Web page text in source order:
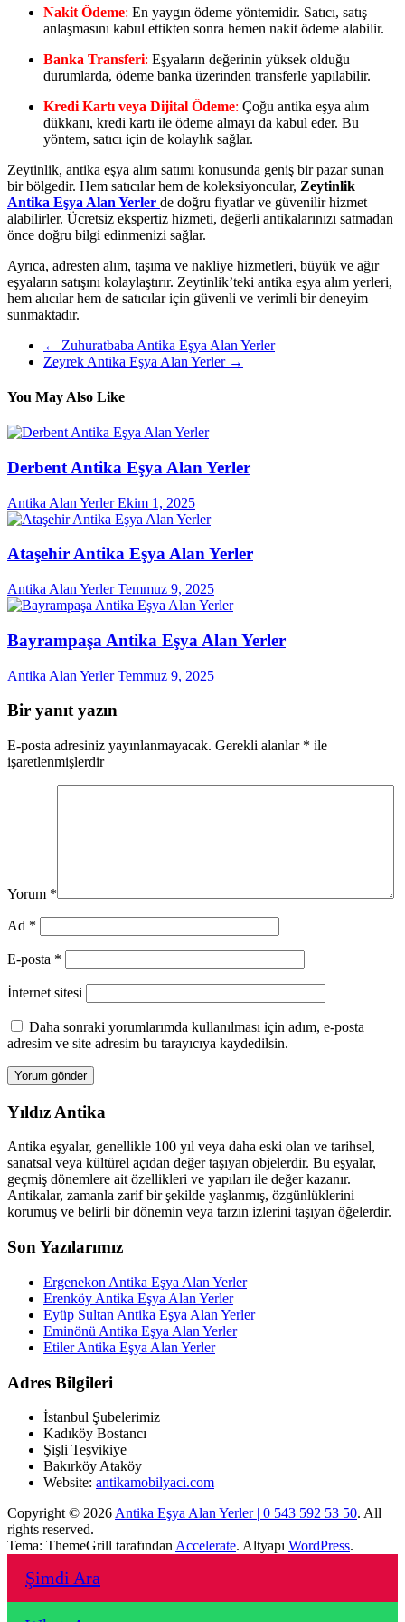
Nakit Ödeme: En yaygın ödeme yöntemidir. Satıcı, satış
anlaşmasını kabul ettikten sonra hemen nakit ödeme alabilir.
Banka Transferi: Eşyaların değerinin yüksek olduğu
durumlarda, ödeme banka üzerinden transferle yapılabilir.
Kredi Kartı veya Dijital Ödeme: Çoğu antika eşya alım
dükkanı, kredi kartı ile ödeme almayı da kabul eder. Bu
yöntem, satıcı için de kolaylık sağlar.
Zeytinlik, antika eşya alım satımı konusunda geniş bir pazar sunan
bir bölgedir. Hem satıcılar hem de koleksiyoncular, Zeytinlik
Antika Eşya Alan Yerler de doğru fiyatlar ve güvenilir hizmet
alabilirler. Ücretsiz ekspertiz hizmeti, değerli antikalarınızı satmadan
önce doğru bilgi edinmenizi sağlar.
Ayrıca, adresten alım, taşıma ve nakliye hizmetleri, büyük ve ağır
eşyaların satışını kolaylaştırır. Zeytinlik’teki antika eşya alım yerleri,
hem alıcılar hem de satıcılar için güvenli ve verimli bir deneyim
sunmaktadır.
← Zuhuratbaba Antika Eşya Alan Yerler
Zeyrek Antika Eşya Alan Yerler →
You May Also Like
Derbent Antika Eşya Alan Yerler
Antika Alan Yerler Ekim 1, 2025
Ataşehir Antika Eşya Alan Yerler
Antika Alan Yerler Temmuz 9, 2025
Bayrampaşa Antika Eşya Alan Yerler
Antika Alan Yerler Temmuz 9, 2025
Bir yanıt yazın
E-posta adresiniz yayınlanmayacak. Gerekli alanlar * ile
işaretlenmişlerdir
Yorum *
Ad *
E-posta *
İnternet sitesi
Daha sonraki yorumlarımda kullanılması için adım, e-posta
adresim ve site adresim bu tarayıcıya kaydedilsin.
Yıldız Antika
Antika eşyalar, genellikle 100 yıl veya daha eski olan ve tarihsel,
sanatsal veya kültürel açıdan değer taşıyan objelerdir. Bu eşyalar,
geçmiş dönemlere ait özellikleri ve yapıları ile değer kazanır.
Antikalar, zamanla zarif bir şekilde yaşlanmış, özgünlüklerini
korumuş ve belirli bir dönemin veya tarzın izlerini taşıyan öğelerdir.
Son Yazılarımız
Ergenekon Antika Eşya Alan Yerler
Erenköy Antika Eşya Alan Yerler
Eyüp Sultan Antika Eşya Alan Yerler
Eminönü Antika Eşya Alan Yerler
Etiler Antika Eşya Alan Yerler
Adres Bilgileri
İstanbul Şubelerimiz
Kadıköy Bostancı
Şişli Teşvikiye
Bakırköy Ataköy
Website: antikamobilyaci.com
Copyright © 2026 Antika Eşya Alan Yerler | 0 543 592 53 50. All
rights reserved.
Tema: ThemeGrill tarafından Accelerate. Altyapı WordPress.
Şimdi Ara